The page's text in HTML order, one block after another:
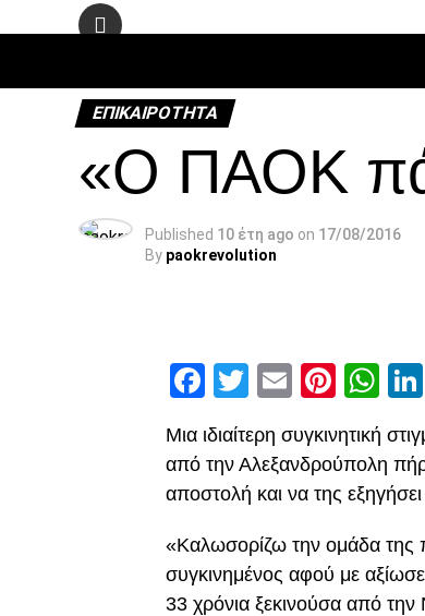
ΕΠΙΚΑΙΡΌΤΗΤΑ
«Ο ΠΑΟΚ
Published 10 έτη ago on 17/08/2016
By paokrevolution
Facebook
Twitter
Email
Μια ιδιαίτερη συγκινητική
από την Αλεξανδρούπολη
αποστολή και να της
«Καλωσορίζω την ομάδα της
συγκινημένος αφού με
33 χρόνια ξεκινούσα από